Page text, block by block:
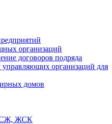
организаций
договоров подряда
организаций для
домов
ЖСК